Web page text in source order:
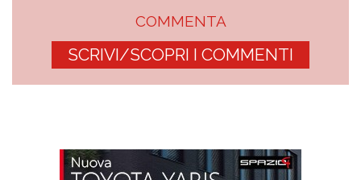
COMMENTA
SCRIVI/SCOPRI I COMMENTI